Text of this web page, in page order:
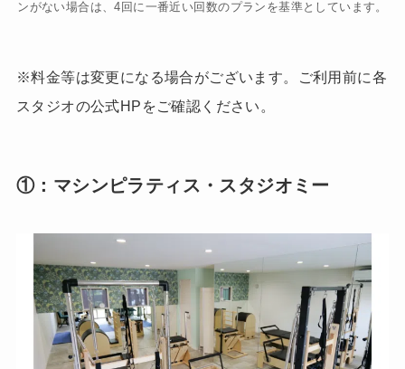
ンがない場合は、4回に一番近い回数のプランを基準としています。
※料金等は変更になる場合がございます。ご利用前に各
スタジオの公式HPをご確認ください。
①：マシンピラティス・スタジオミー